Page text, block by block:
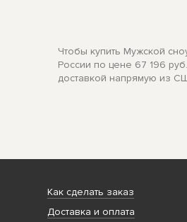
Чтобы купить Мужской
России по цене 67 196
доставкой напрямую из
Как сделать заказ
Доставка и оплата